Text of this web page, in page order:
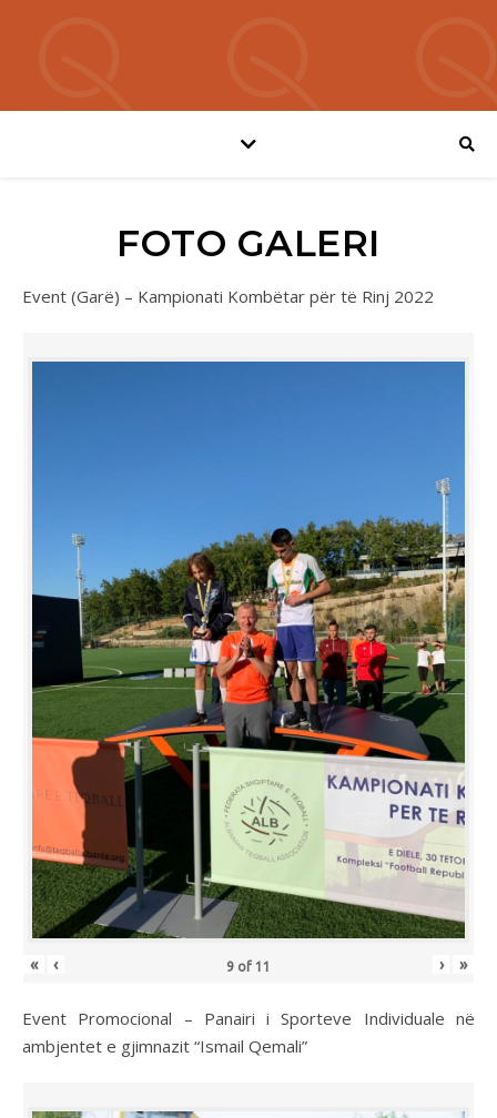
FOTO GALERI
Event (Garë) – Kampionati Kombëtar për të Rinj 2022
« ‹ 9 of 11 › »
Event Promocional – Panairi i Sporteve Individuale në
ambjentet e gjimnazit “Ismail Qemali”